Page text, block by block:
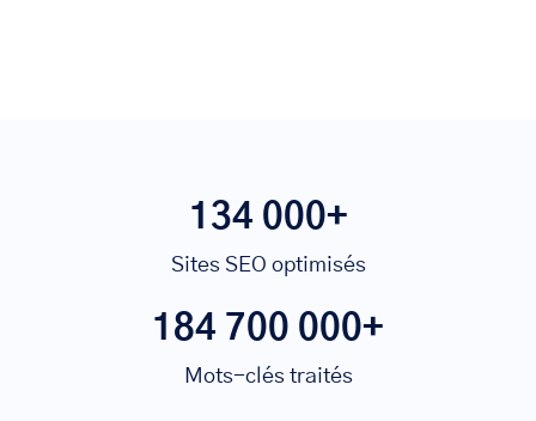
134 000+
Sites SEO optimisés
184 700 000+
Mots-clés traités